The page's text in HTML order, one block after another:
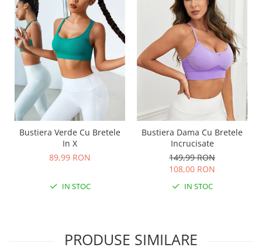
Bustiera Verde Cu Bretele
In X
89,99 RON
IN STOC
Bustiera Dama Cu Bretele
Incrucisate
149,99 RON
108,00 RON
IN STOC
PRODUSE SIMILARE